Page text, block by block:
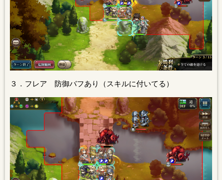
３．フレア 防御バフあり（スキルに付いてる）